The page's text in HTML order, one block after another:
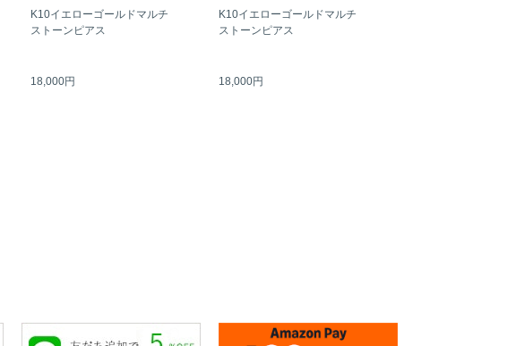
K10イエローゴールドマルチ
ストーンピアス
18,000円
K10イエローゴールドマルチ
ストーンピアス
18,000円